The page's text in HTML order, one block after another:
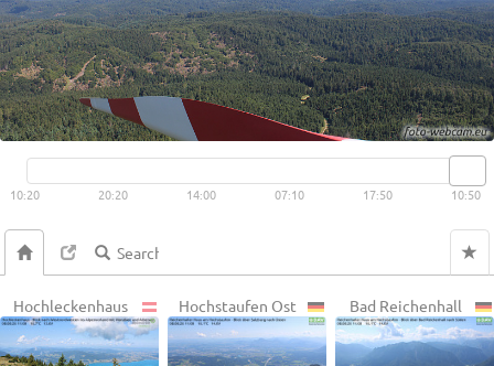
Live video available → View
10:20 20:20 14:00 07:10 17:50 10:50
Hochleckenhaus Hochstaufen Ost Bad Reichenhall